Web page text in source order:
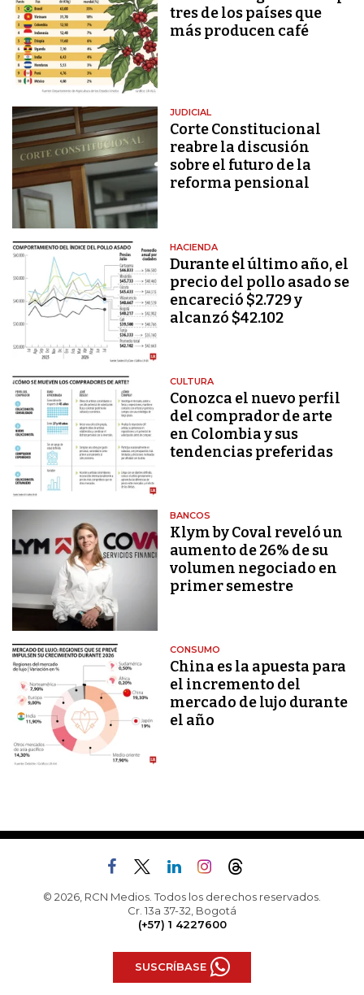
tres de los países que
más producen café
JUDICIAL
Corte Constitucional
reabre la discusión
sobre el futuro de la
reforma pensional
HACIENDA
Durante el último año, el
precio del pollo asado se
encareció $2.729 y
alcanzó $42.102
CULTURA
Conozca el nuevo perfil
del comprador de arte
en Colombia y sus
tendencias preferidas
BANCOS
Klym by Coval reveló un
aumento de 26% de su
volumen negociado en
primer semestre
CONSUMO
China es la apuesta para
el incremento del
mercado de lujo durante
el año
© 2026, RCN Medios. Todos los derechos reservados.
Cr. 13a 37-32, Bogotá
(+57) 1 4227600
SUSCRÍBASE